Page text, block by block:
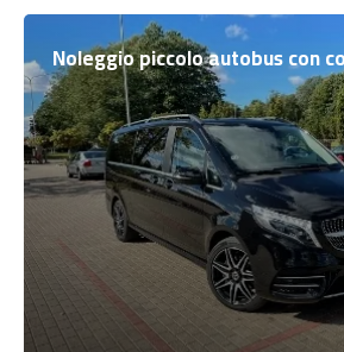
Noleggio piccolo autobus con